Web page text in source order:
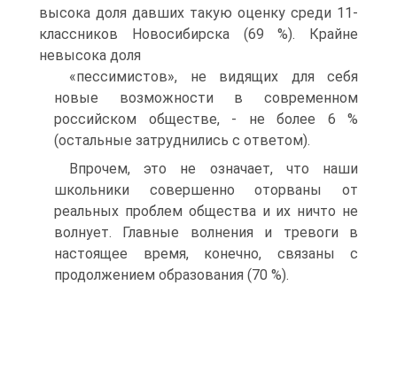
высока доля давших такую оценку среди 11-
классников Новосибирска (69 %). Крайне
невысока доля
«пессимистов», не видящих для себя
новые возможности в современном
российском обществе, - не более 6 %
(остальные затруднились с ответом).
Впрочем, это не означает, что наши
школьники совершенно оторваны от
реальных проблем общества и их ничто не
волнует. Главные волнения и тревоги в
настоящее время, конечно, связаны с
продолжением образования (70 %).